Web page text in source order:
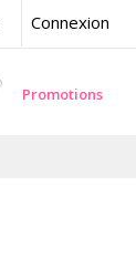
Connexion
Promotions